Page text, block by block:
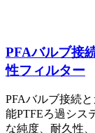
PFAバルブ接
性フィルター
PFAバルブ接続
能PTFEろ過シス
な純度、耐久性